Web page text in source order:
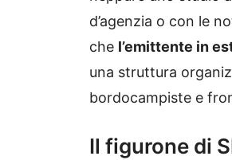
d’agenzia o con le
che l’emittente in
una struttura
bordocampiste e
Il figurone di